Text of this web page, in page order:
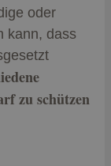
oder
kann, dass
zu schützen